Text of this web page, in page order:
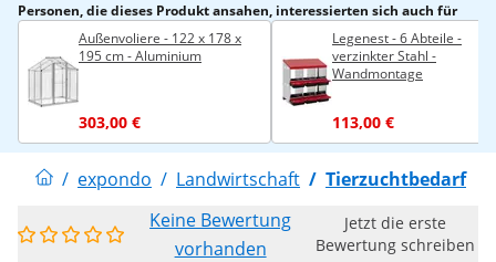
Personen, die dieses Produkt ansahen, interessierten sich auch für
Außenvoliere - 122 x 178 x
195 cm - Aluminium
303,00 €
Legenest - 6 Abteile -
verzinkter Stahl -
Wandmontage
113,00 €
/ expondo / Landwirtschaft / Tierzuchtbedarf
Keine Bewertung
vorhanden
Jetzt die erste
Bewertung schreiben